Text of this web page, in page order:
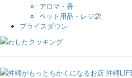
アロマ・香
ペット用品・レジ袋
プライスダウン